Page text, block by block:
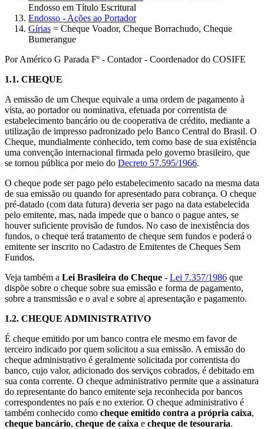
Endosso em Título Escritural
Endosso - Ações ao Portador
Gírias = Cheque Voador, Cheque Borrachudo, Cheque
Bumerangue
Por Américo G Parada Fº - Contador - Coordenador do COSIFE
1.1. CHEQUE
A emissão de um Cheque equivale a uma ordem de pagamento à
vista, ao portador ou nominativa, efetuada por correntista de
estabelecimento bancário ou de cooperativa de crédito, mediante a
utilização de impresso padronizado pelo Banco Central do Brasil. O
Cheque, mundialmente conhecido, tem como base de sua existência
uma convenção internacional firmada pelo governo brasileiro, que
se tornou pública por meio do Decreto 57.595/1966.
O cheque pode ser pago pelo estabelecimento sacado na mesma data
de sua emissão ou quando for apresentado para cobrança. O cheque
pré-datado (com data futura) deveria ser pago na data estabelecida
pelo emitente, mas, nada impede que o banco o pague antes, se
houver suficiente provisão de fundos. No caso de inexistência dos
fundos, o cheque terá tratamento de cheque sem fundos e poderá o
emitente ser inscrito no Cadastro de Emitentes de Cheques Sem
Fundos.
Veja também a Lei Brasileira do Cheque - Lei 7.357/1986 que
dispõe sobre o cheque sobre sua emissão e forma de pagamento,
sobre a transmissão e o aval e sobre a| apresentação e pagamento.
1.2. CHEQUE ADMINISTRATIVO
É cheque emitido por um banco contra ele mesmo em favor de
terceiro indicado por quem solicitou a sua emissão. A emissão do
cheque administrativo é geralmente solicitada por correntista do
banco, cujo valor, adicionado dos serviços cobrados, é debitado em
sua conta corrente. O cheque administrativo permite que a assinatura
do representante do banco emitente seja reconhecida por bancos
correspondentes no país e no exterior. O cheque administrativo é
também conhecido como cheque emitido contra a própria caixa,
cheque bancário, cheque de caixa e cheque de tesouraria.